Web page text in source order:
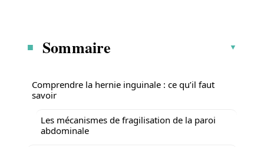
Sommaire
Comprendre la hernie inguinale : ce qu’il faut
savoir
Les mécanismes de fragilisation de la paroi
abdominale